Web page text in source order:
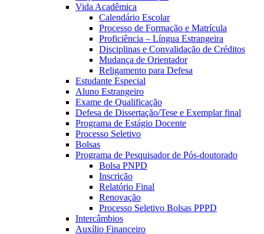
Vida Acadêmica
Calendário Escolar
Processo de Formação e Matrícula
Proficiência – Língua Estrangeira
Disciplinas e Convalidação de Créditos
Mudança de Orientador
Religamento para Defesa
Estudante Especial
Aluno Estrangeiro
Exame de Qualificação
Defesa de Dissertação/Tese e Exemplar final
Programa de Estágio Docente
Processo Seletivo
Bolsas
Programa de Pesquisador de Pós-doutorado
Bolsa PNPD
Inscrição
Relatório Final
Renovação
Processo Seletivo Bolsas PPPD
Intercâmbios
Auxílio Financeiro